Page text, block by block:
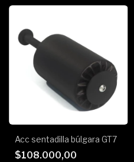
Acc sentadilla búlgara GT7
$108.000,00